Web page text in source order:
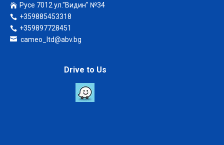
Русе 7012 ул."Видин" №34
+359885453318
+359897728451
cameo_ltd@abv.bg
Drive to Us